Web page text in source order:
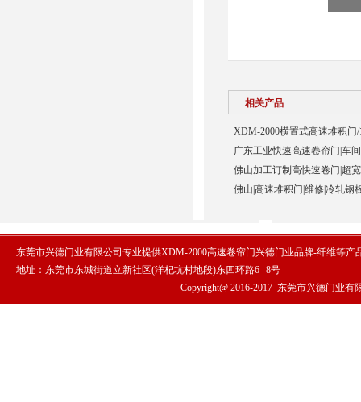
相关产品
XDM-2000横置式高速堆积门
广东工业快速高速卷帘门|车
佛山加工订制高快速卷门|超
佛山|高速堆积门|维修|冷轧钢
东莞市兴德门业有限公司专业提供XDM-2000高速卷帘门兴德门业品牌-纤维等产
地址：东莞市东城街道立新社区(洋杞坑村地段)东四环路6--8号
Copyright@ 2016-2017 东莞市兴德门业有